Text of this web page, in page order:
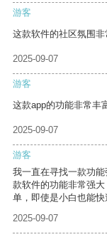
游客
这款软件的社区氛围非
2025-09-07
游客
这款app的功能非常丰
2025-09-07
游客
我一直在寻找一款功
款软件的功能非常强
单，即使是小白也能快
2025-09-07